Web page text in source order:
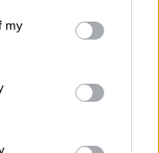
You may click to
third-party tags to
in below Google
my
8:00 σε